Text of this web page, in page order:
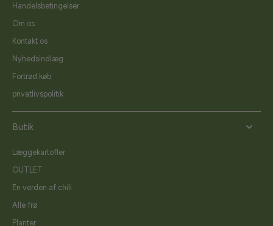
Handelsbetingelser
Om os
Kontakt os
Nyhedsindlæg
Fortrød køb
privatlivspolitik
Butik
Læggekartofler
OUTLET
En verden af chili
Alle frø
Planter